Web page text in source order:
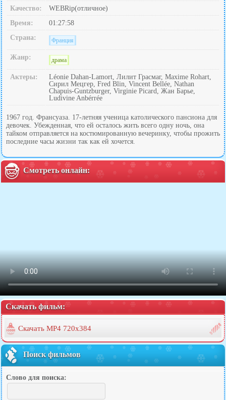
Качество:
WEBRip(отличное)
Время:
01:27:58
Страна:
Франция
Жанр: драма
Актеры:
Léonie Dahan-Lamort, Лилит Грасмаг, Maxime Rohart,
Сирил Мецгер, Fred Blin, Vincent Bellée, Nathan
Chapuis-Guntzburger, Virginie Picard, Жан Барье,
Ludivine Anbérrée
1967 год. Франсуаза. 17-летняя ученица католического пансиона для
девочек. Убежденная, что ей осталось жить всего одну ночь, она
тайком отправляется на костюмированную вечеринку, чтобы прожить
последние часы жизни так как ей хочется.
Смотреть онлайн:
Скачать фильм:
Скачать MP4 720x384
Поиск фильмов
Слово для поиска: